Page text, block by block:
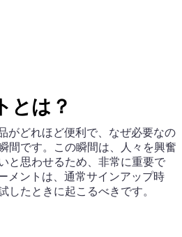
とは？
がどれほど便利で、なぜ必要なの
間です。この瞬間は、人々を興奮
と思わせるため、非常に重要で
メントは、通常サインアップ時
したときに起こるべきです。